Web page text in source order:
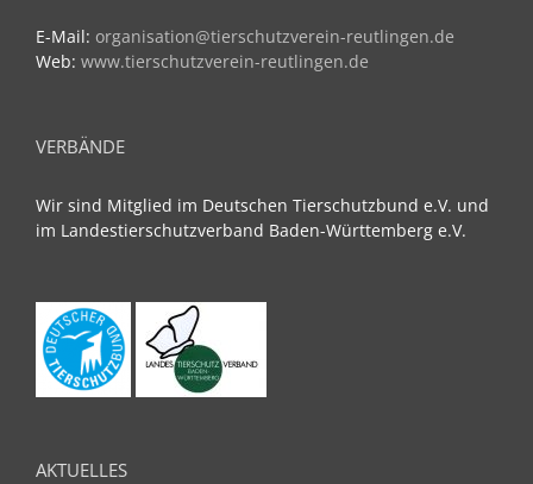
E-Mail: organisation@tierschutzverein-reutlingen.de
Web: www.tierschutzverein-reutlingen.de
VERBÄNDE
Wir sind Mitglied im Deutschen Tierschutzbund e.V. und
im Landestierschutzverband Baden-Württemberg e.V.
AKTUELLES